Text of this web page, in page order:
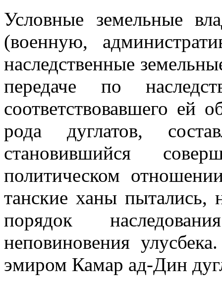
Условные земельные
(военную,
наследственные
передаче по
соответствовавшего ей
рода дуглатов,
становившийся
политическом
танские ханы пытались,
порядок
неповиновения
эмиром Камар ад-Дин